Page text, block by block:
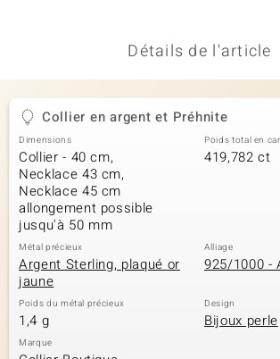
Détails de l'article
Collier en argent et Préhnite
Dimensions
Collier - 40 cm,
Necklace 43 cm,
Necklace 45 cm
allongement possible
jusqu'à 50 mm
Poids total en
419,782 ct
Métal précieux
Argent Sterling, plaqué or
jaune
Alliage
925/1000 -
Poids du métal précieux
1,4 g
Design
Bijoux perle
Marque